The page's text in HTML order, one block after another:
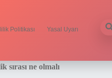
Politikası Yasal Uyarı
sırası ne olmalı